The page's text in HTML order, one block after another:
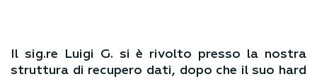
Il sig.re Luigi G. si è rivolto presso la nostra
struttura di recupero dati, dopo che il suo hard